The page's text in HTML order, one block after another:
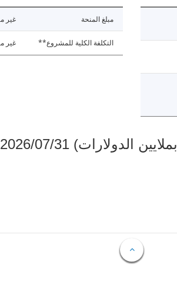
مبلغ المنحة غير
التكلفة الكلية للمشروع** غير
2026/07/31